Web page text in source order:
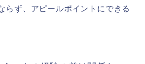
らず、アピールポイントにできる